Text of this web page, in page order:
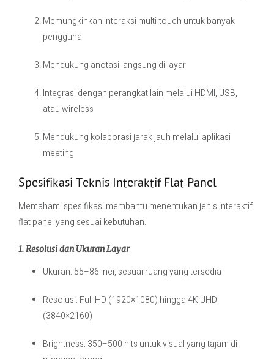
Memungkinkan interaksi multi-touch untuk banyak
pengguna
Mendukung anotasi langsung di layar
Integrasi dengan perangkat lain melalui HDMI, USB,
atau wireless
Mendukung kolaborasi jarak jauh melalui aplikasi
meeting
Spesifikasi Teknis Interaktif Flat Panel
Memahami spesifikasi membantu menentukan jenis interaktif
flat panel yang sesuai kebutuhan.
1. Resolusi dan Ukuran Layar
Ukuran: 55–86 inci, sesuai ruang yang tersedia
Resolusi: Full HD (1920×1080) hingga 4K UHD
(3840×2160)
Brightness: 350–500 nits untuk visual yang tajam di